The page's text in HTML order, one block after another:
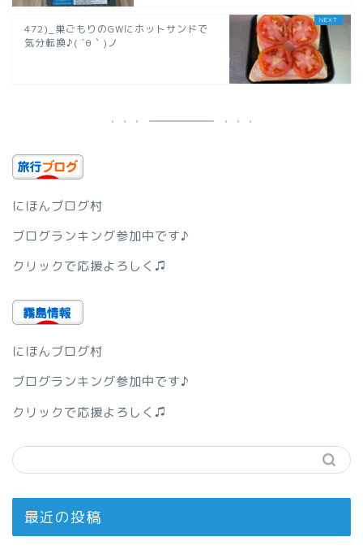
472)_巣ごもりのGWにホットサンドで
気分転換♪( ´θ｀)ノ
にほんブログ村
ブログランキング参加中です♪
クリックで応援よろしく♫
にほんブログ村
ブログランキング参加中です♪
クリックで応援よろしく♫
最近の投稿